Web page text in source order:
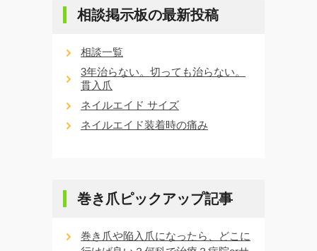
相談掲示板の最新投稿
相談一覧
3年治らない。切っても治らない。
貫入爪
ネイルエイド サイズ
ネイルエイド装着時の痛み
巻き爪ピックアップ記事
巻き爪や陥入爪になったら、どこに